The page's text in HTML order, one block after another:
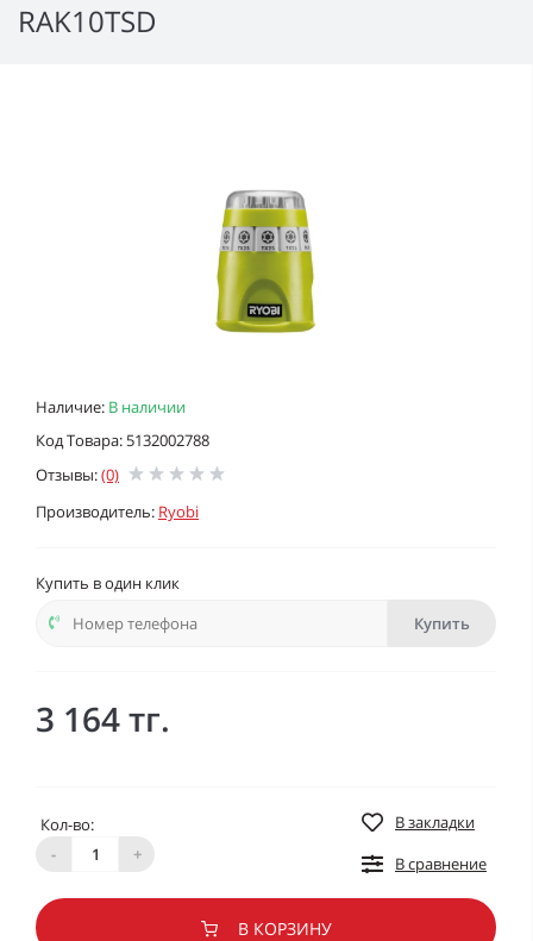
RAK10TSD
Наличие: В наличии
Код Товара: 5132002788
Отзывы:(0)
Производитель: Ryobi
Купить в один клик
Купить
3 164 тг.
Кол-во:
-
+
В закладки
В сравнение
В КОРЗИНУ